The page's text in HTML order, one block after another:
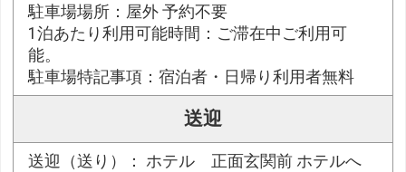
駐車場場所：屋外 予約不要
1泊あたり利用可能時間：ご滞在中ご利用可
能。
駐車場特記事項：宿泊者・日帰り利用者無料
送迎
送迎（送り）： ホテル 正面玄関前 ホテルへ